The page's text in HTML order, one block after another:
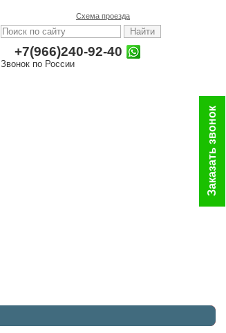
Заказать звонок
+7(966)240-92-40
Звонок по России
Схема проезда